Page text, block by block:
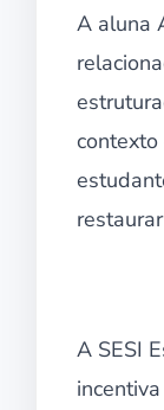
A aluna
contexto
A SESI